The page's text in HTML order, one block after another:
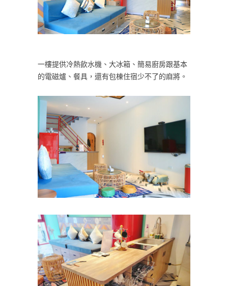
一樓提供冷熱飲水機、大冰箱、簡易廚房跟基本
的電磁爐、餐具，還有包棟住宿少不了的麻將。